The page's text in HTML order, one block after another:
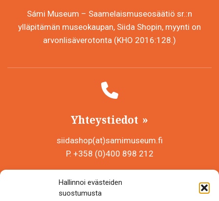
Hallinnoi evästeiden
suostumusta
Sámi Museum – Saamelaismuseosäätiö sr.:n
ylläpitämän museokaupan, Siida Shopin, myynti on
arvonlisäverotonta (KHO 2016:128.)
Yhteystiedot
siidashop(at)samimuseum.fi
P. +358 (0)400 898 212
Y-tunnus 0625907-2